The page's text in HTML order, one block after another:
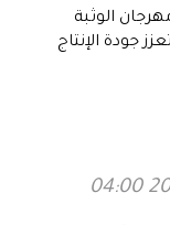
الوثبة
جودة الإنتاج